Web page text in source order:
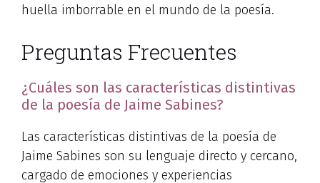
huella imborrable en el mundo de la poesía.
Preguntas Frecuentes
¿Cuáles son las características distintivas
de la poesía de Jaime Sabines?
Las características distintivas de la poesía de
Jaime Sabines son su lenguaje directo y cercano,
cargado de emociones y experiencias